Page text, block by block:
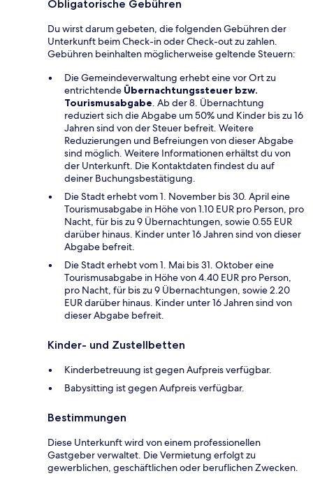
Obligatorische Gebühren
Du wirst darum gebeten, die folgenden Gebühren der
Unterkunft beim Check-in oder Check-out zu zahlen.
Gebühren beinhalten möglicherweise geltende Steuern:
Die Gemeindeverwaltung erhebt eine vor Ort zu
entrichtende Übernachtungssteuer bzw.
Tourismusabgabe. Ab der 8. Übernachtung
reduziert sich die Abgabe um 50% und Kinder bis zu 16
Jahren sind von der Steuer befreit. Weitere
Reduzierungen und Befreiungen von dieser Abgabe
sind möglich. Weitere Informationen erhältst du von
der Unterkunft. Die Kontaktdaten findest du auf
deiner Buchungsbestätigung.
Die Stadt erhebt vom 1. November bis 30. April eine
Tourismusabgabe in Höhe von 1.10 EUR pro Person, pro
Nacht, für bis zu 9 Übernachtungen, sowie 0.55 EUR
darüber hinaus. Kinder unter 16 Jahren sind von dieser
Abgabe befreit.
Die Stadt erhebt vom 1. Mai bis 31. Oktober eine
Tourismusabgabe in Höhe von 4.40 EUR pro Person,
pro Nacht, für bis zu 9 Übernachtungen, sowie 2.20
EUR darüber hinaus. Kinder unter 16 Jahren sind von
dieser Abgabe befreit.
Kinder- und Zustellbetten
Kinderbetreuung ist gegen Aufpreis verfügbar.
Babysitting ist gegen Aufpreis verfügbar.
Bestimmungen
Diese Unterkunft wird von einem professionellen
Gastgeber verwaltet. Die Vermietung erfolgt zu
gewerblichen, geschäftlichen oder beruflichen Zwecken.